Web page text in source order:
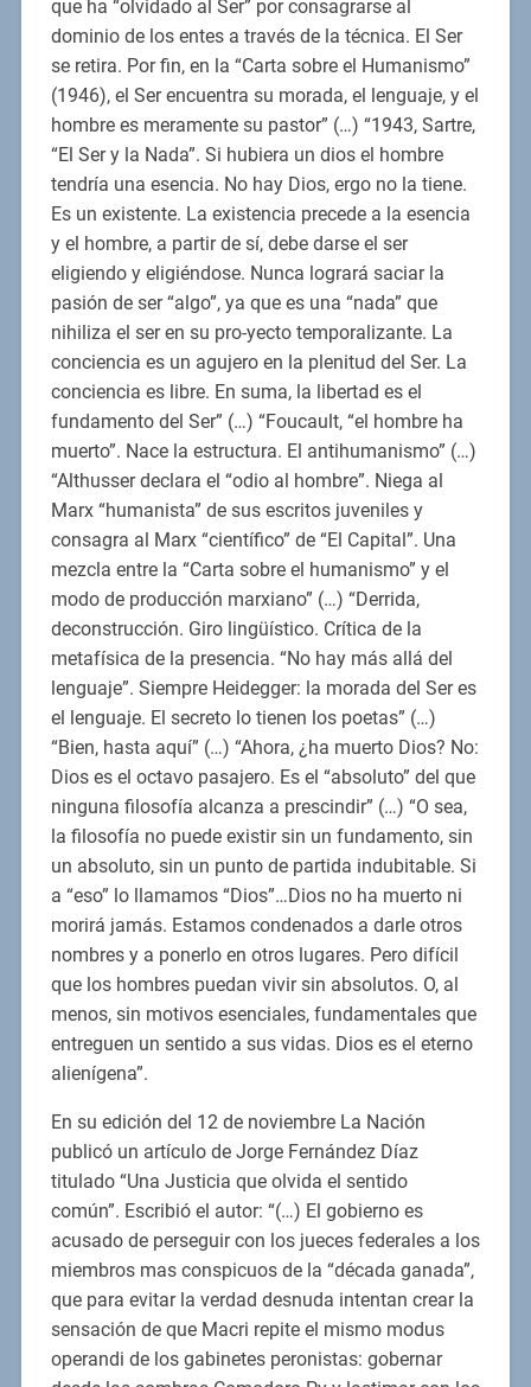
que ha “olvidado al Ser” por consagrarse al
dominio de los entes a través de la técnica. El Ser
se retira. Por fin, en la “Carta sobre el Humanismo”
(1946), el Ser encuentra su morada, el lenguaje, y el
hombre es meramente su pastor” (…) “1943, Sartre,
“El Ser y la Nada”. Si hubiera un dios el hombre
tendría una esencia. No hay Dios, ergo no la tiene.
Es un existente. La existencia precede a la esencia
y el hombre, a partir de sí, debe darse el ser
eligiendo y eligiéndose. Nunca logrará saciar la
pasión de ser “algo”, ya que es una “nada” que
nihiliza el ser en su pro-yecto temporalizante. La
conciencia es un agujero en la plenitud del Ser. La
conciencia es libre. En suma, la libertad es el
fundamento del Ser” (…) “Foucault, “el hombre ha
muerto”. Nace la estructura. El antihumanismo” (…)
“Althusser declara el “odio al hombre”. Niega al
Marx “humanista” de sus escritos juveniles y
consagra al Marx “científico” de “El Capital”. Una
mezcla entre la “Carta sobre el humanismo” y el
modo de producción marxiano” (…) “Derrida,
deconstrucción. Giro lingüístico. Crítica de la
metafísica de la presencia. “No hay más allá del
lenguaje”. Siempre Heidegger: la morada del Ser es
el lenguaje. El secreto lo tienen los poetas” (…)
“Bien, hasta aquí” (…) “Ahora, ¿ha muerto Dios? No:
Dios es el octavo pasajero. Es el “absoluto” del que
ninguna filosofía alcanza a prescindir” (…) “O sea,
la filosofía no puede existir sin un fundamento, sin
un absoluto, sin un punto de partida indubitable. Si
a “eso” lo llamamos “Dios”…Dios no ha muerto ni
morirá jamás. Estamos condenados a darle otros
nombres y a ponerlo en otros lugares. Pero difícil
que los hombres puedan vivir sin absolutos. O, al
menos, sin motivos esenciales, fundamentales que
entreguen un sentido a sus vidas. Dios es el eterno
alienígena”.
En su edición del 12 de noviembre La Nación
publicó un artículo de Jorge Fernández Díaz
titulado “Una Justicia que olvida el sentido
común”. Escribió el autor: “(…) El gobierno es
acusado de perseguir con los jueces federales a los
miembros mas conspicuos de la “década ganada”,
que para evitar la verdad desnuda intentan crear la
sensación de que Macri repite el mismo modus
operandi de los gabinetes peronistas: gobernar